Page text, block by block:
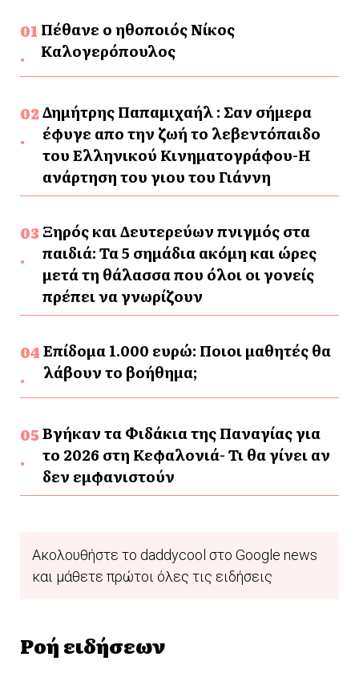
Πέθανε ο ηθοποιός Νίκος
Καλογερόπουλος
Δημήτρης Παπαμιχαήλ : Σαν σήμερα
έφυγε απο την ζωή το λεβεντόπαιδο
του Ελληνικού Κινηματογράφου-Η
ανάρτηση του γιου του Γιάννη
Ξηρός και Δευτερεύων πνιγμός στα
παιδιά: Τα 5 σημάδια ακόμη και ώρες
μετά τη θάλασσα που όλοι οι γονείς
πρέπει να γνωρίζουν
Επίδομα 1.000 ευρώ: Ποιοι μαθητές θα
λάβουν το βοήθημα;
Βγήκαν τα Φιδάκια της Παναγίας για
το 2026 στη Κεφαλονιά- Τι θα γίνει αν
δεν εμφανιστούν
Ακολουθήστε το daddycool στο Google news
και μάθετε πρώτοι όλες τις ειδήσεις
Ροή ειδήσεων